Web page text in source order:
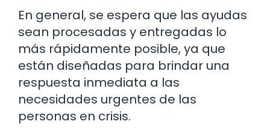
En general, se espera que las ayudas
sean procesadas y entregadas lo
más rápidamente posible, ya que
están diseñadas para brindar una
respuesta inmediata a las
necesidades urgentes de las
personas en crisis.